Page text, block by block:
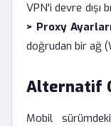
VPN'i devre dışı
> Proxy
doğrudan bir ağ
Alternatif
Mobil